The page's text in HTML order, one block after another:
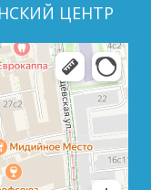
ЦЕНТР